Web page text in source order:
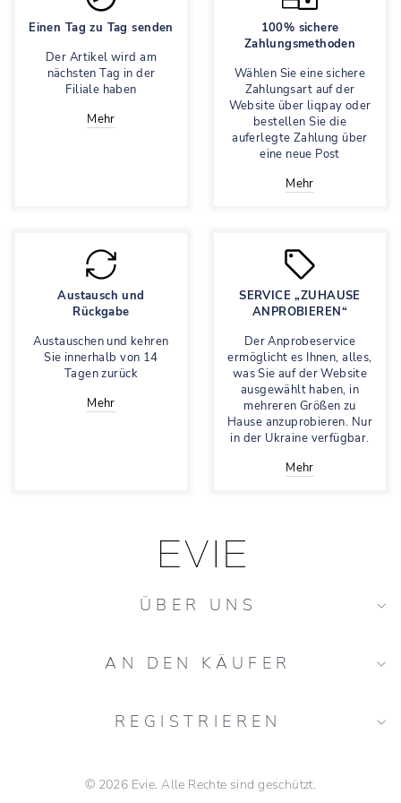
Einen Tag zu Tag senden
Der Artikel wird am
nächsten Tag in der
Filiale haben
Mehr
100% sichere
Zahlungsmethoden
Wählen Sie eine sichere
Zahlungsart auf der
Website über liqpay oder
bestellen Sie die
auferlegte Zahlung über
eine neue Post
Mehr
Austausch und
Rückgabe
Austauschen und kehren
Sie innerhalb von 14
Tagen zurück
Mehr
SERVICE „ZUHAUSE
ANPROBIEREN“
Der Anprobeservice
ermöglicht es Ihnen, alles,
was Sie auf der Website
ausgewählt haben, in
mehreren Größen zu
Hause anzuprobieren. Nur
in der Ukraine verfügbar.
Mehr
ÜBER UNS
AN DEN KÄUFER
REGISTRIEREN
© 2026 Evie. Alle Rechte sind geschützt.